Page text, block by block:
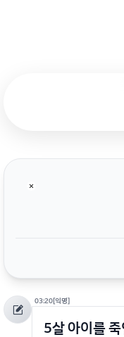
03:20[익명]
5살 아이를